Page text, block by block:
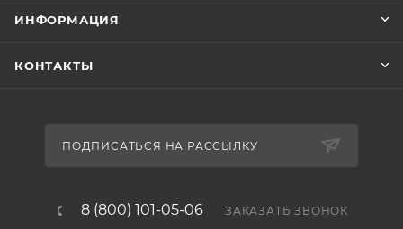
ИНФОРМАЦИЯ
КОНТАКТЫ
ПОДПИСАТЬСЯ НА РАССЫЛКУ
8 (800) 101-05-06 ЗАКАЗАТЬ ЗВОНОК